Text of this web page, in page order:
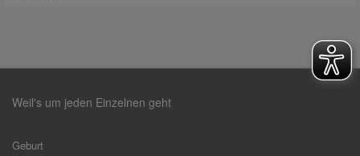
Weil's um jeden Einzelnen geht
Geburt